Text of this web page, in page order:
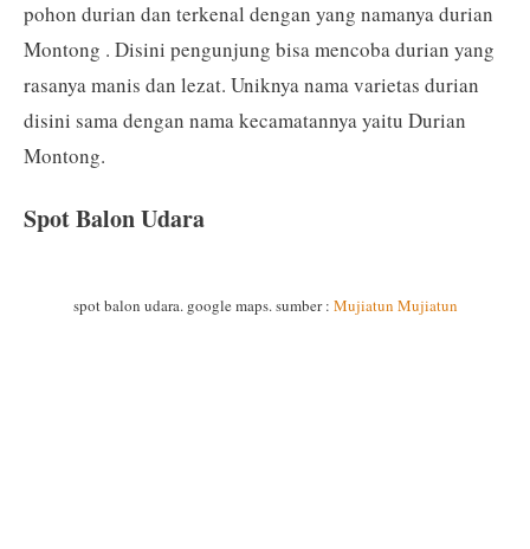
pohon durian dan terkenal dengan yang namanya durian
Montong . Disini pengunjung bisa mencoba durian yang
rasanya manis dan lezat. Uniknya nama varietas durian
disini sama dengan nama kecamatannya yaitu Durian
Montong.
Spot Balon Udara
spot balon udara. google maps. sumber : Mujiatun Mujiatun